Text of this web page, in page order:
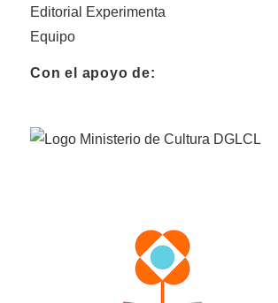
Editorial Experimenta
Equipo
Con el apoyo de: